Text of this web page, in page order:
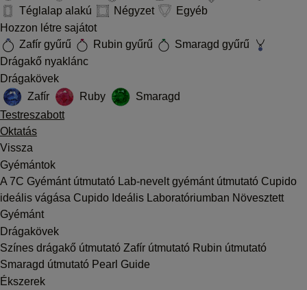
Téglalap alakú
Négyzet
Egyéb
Hozzon létre sajátot
Zafír gyűrű
Rubin gyűrű
Smaragd gyűrű
Drágakő nyaklánc
Drágakövek
Zafír
Ruby
Smaragd
Testreszabott
Oktatás
Vissza
Gyémántok
A 7C Gyémánt útmutató Lab-nevelt gyémánt útmutató Cupido
ideális vágása Cupido Ideális Laboratóriumban Növesztett
Gyémánt
Drágakövek
Színes drágakő útmutató Zafír útmutató Rubin útmutató
Smaragd útmutató Pearl Guide
Ékszerek